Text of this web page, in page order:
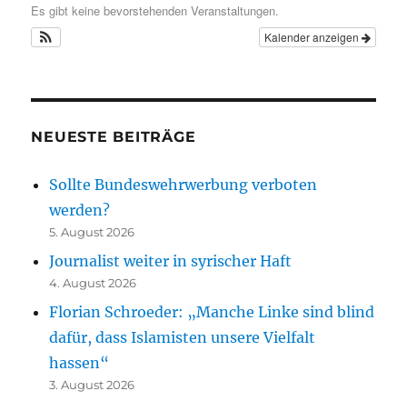
Es gibt keine bevorstehenden Veranstaltungen.
Kalender anzeigen
NEUESTE BEITRÄGE
Sollte Bundeswehrwerbung verboten
werden?
5. August 2026
Journalist weiter in syrischer Haft
4. August 2026
Florian Schroeder: „Manche Linke sind blind
dafür, dass Islamisten unsere Vielfalt
hassen“
3. August 2026